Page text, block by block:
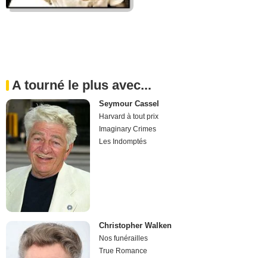
A tourné le plus avec...
Seymour Cassel
Harvard à tout prix
Imaginary Crimes
Les Indomptés
Christopher Walken
Nos funérailles
True Romance